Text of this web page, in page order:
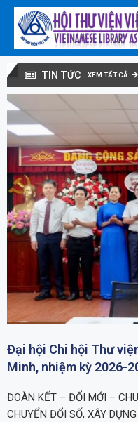
TIN TỨC XEM TẤT CẢ
Đại hội Chi hội Thư
Minh, nhiệm kỳ 2026-
ĐOÀN KẾT – ĐỔI MỚI –
CHUYỂN ĐỔI SỐ, XÂY